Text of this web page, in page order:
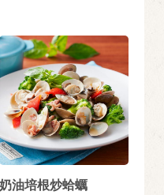
奶油培根炒蛤蠣